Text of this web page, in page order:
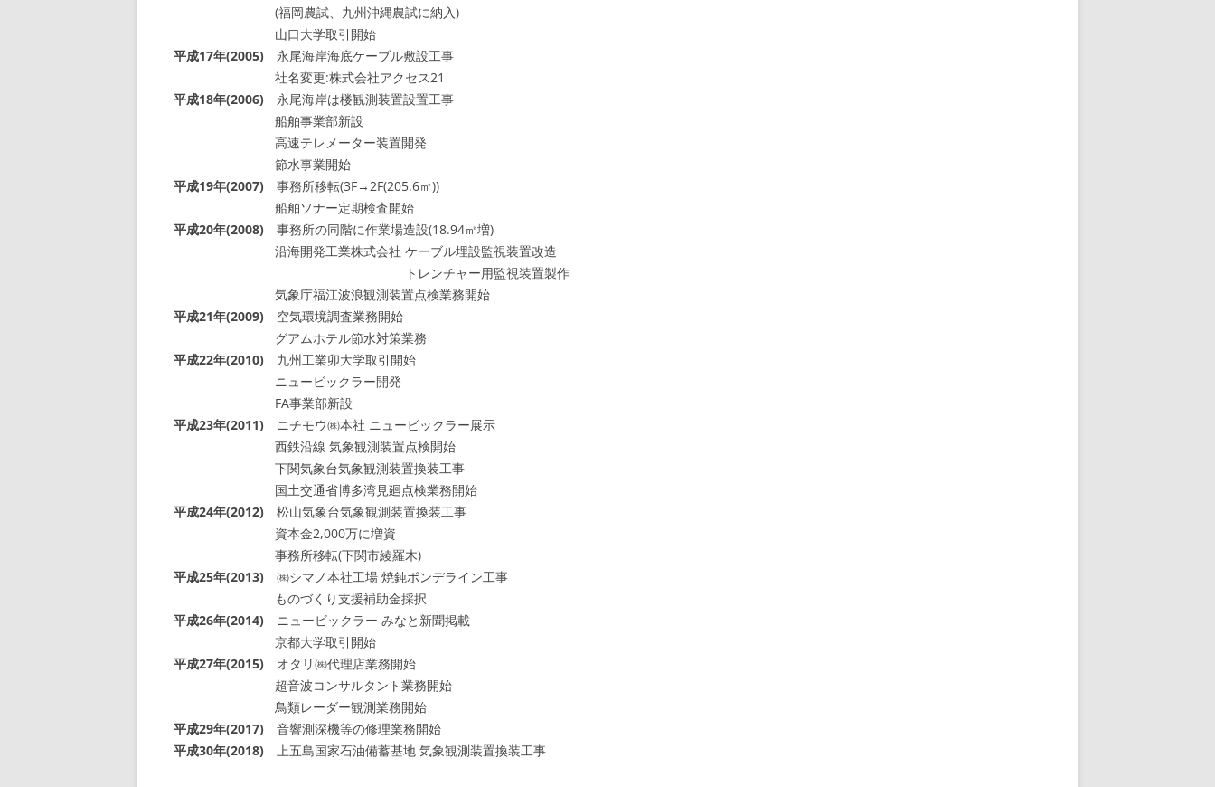
(福岡農試、九州沖縄農試に納入)
山口大学取引開始
平成17年(2005) 永尾海岸海底ケーブル敷設工事
社名変更:株式会社アクセス21
平成18年(2006) 永尾海岸は楼観測装置設置工事
船舶事業部新設
高速テレメーター装置開発
節水事業開始
平成19年(2007) 事務所移転(3F→2F(205.6㎡))
船舶ソナー定期検査開始
平成20年(2008) 事務所の同階に作業場造設(18.94㎡増)
沿海開発工業株式会社 ケーブル埋設監視装置改造
トレンチャー用監視装置製作
気象庁福江波浪観測装置点検業務開始
平成21年(2009) 空気環境調査業務開始
グアムホテル節水対策業務
平成22年(2010) 九州工業卯大学取引開始
ニュービックラー開発
FA事業部新設
平成23年(2011) ニチモウ㈱本社 ニュービックラー展示
西鉄沿線 気象観測装置点検開始
下関気象台気象観測装置換装工事
国土交通省博多湾見廻点検業務開始
平成24年(2012) 松山気象台気象観測装置換装工事
資本金2,000万に増資
事務所移転(下関市綾羅木)
平成25年(2013) ㈱シマノ本社工場 焼鈍ボンデライン工事
ものづくり支援補助金採択
平成26年(2014) ニュービックラー みなと新聞掲載
京都大学取引開始
平成27年(2015) オタリ㈱代理店業務開始
超音波コンサルタント業務開始
鳥類レーダー観測業務開始
平成29年(2017) 音響測深機等の修理業務開始
平成30年(2018) 上五島国家石油備蓄基地 気象観測装置換装工事